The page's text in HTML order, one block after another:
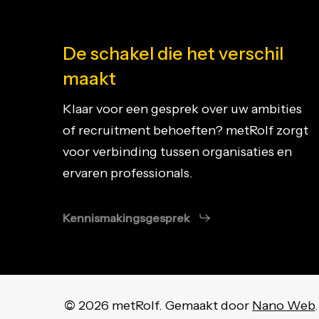
De schakel die het verschil
maakt
Klaar voor een gesprek over uw ambities
of recruitment behoeften? metRolf zorgt
voor verbinding tussen organisaties en
ervaren professionals.
Kennismakingsgesprek
© 2026 metRolf. Gemaakt door Nano Web.